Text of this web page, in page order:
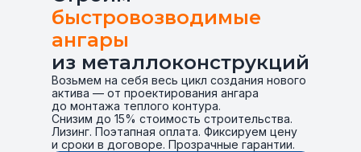
быстровозводимые
ангары
из металлоконструкций
Возьмем на себя весь цикл создания нового
актива — от проектирования ангара
до монтажа теплого контура.
Снизим до 15% стоимость строительства.
Лизинг. Поэтапная оплата. Фиксируем цену
и сроки в договоре. Прозрачные гарантии.